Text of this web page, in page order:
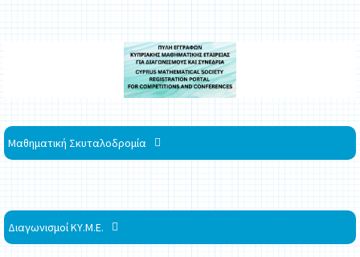
Μαθηματική Σκυταλοδρομία
Διαγωνισμοί ΚΥ.Μ.Ε.